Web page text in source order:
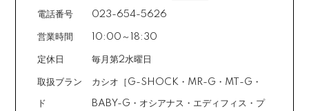
電話番号 023-654-5626
営業時間 10:00～18:30
定休日 毎月第2水曜日
取扱ブラン
ド
カシオ［G-SHOCK・MR-G・MT-G・
BABY-G・オシアナス・エディフィス・プ